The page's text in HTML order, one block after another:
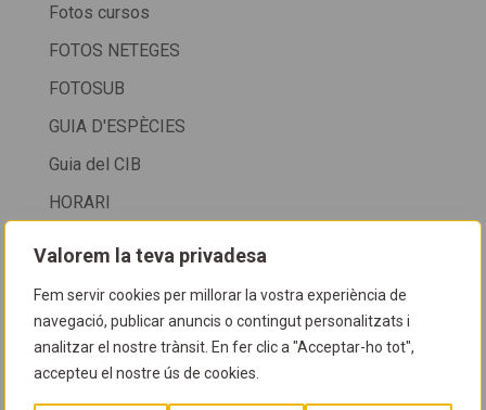
Valorem la teva privadesa
Fem servir cookies per millorar la vostra experiència de
navegació, publicar anuncis o contingut personalitzats i
analitzar el nostre trànsit. En fer clic a "Acceptar-ho tot",
accepteu el nostre ús de cookies.
Fotos cursos
FOTOS NETEGES
FOTOSUB
GUIA D'ESPÈCIES
Guia del CIB
HORARI
DE CORNELLÀ
HORARI D'ATENCIÓ AL PÚBLIC
HORARIS